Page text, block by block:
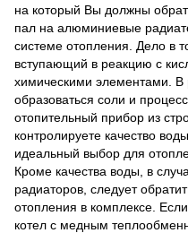
на который Вы должны
пал на алюминиевые
системе отопления. Дело в
вступающий в реакцию с
химическими элементами. В
образоваться соли и
отопительный прибор из
контролируете качество
идеальный выбор для
Кроме качества воды, в
радиаторов, следует
отопления в комплексе.
котел с медным